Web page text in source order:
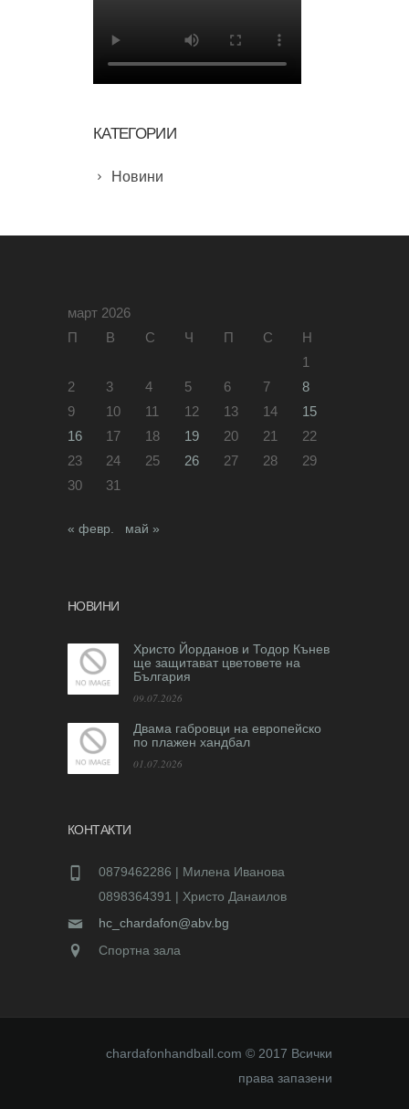
КАТЕГОРИИ
Новини
март 2026
П
В С Ч П С
Н
1
2
3 4 5 6 7
8
9
10 11 12 13 14
15
16
17 18 19 20 21
22
23
24 25 26 27 28
29
30
31
« февр. май »
НОВИНИ
Христо Йорданов и Тодор Кънев
ще защитават цветовете на
България
09.07.2026
Двама габровци на европейско
по плажен хандбал
01.07.2026
КОНТАКТИ
0879462286 | Милена Иванова
0898364391 | Христо Данаилов
hc_chardafon@abv.bg
Спортна зала
chardafonhandball.com © 2017 Всички
права запазени